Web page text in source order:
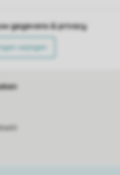
gegevens & privacy
wijzigen